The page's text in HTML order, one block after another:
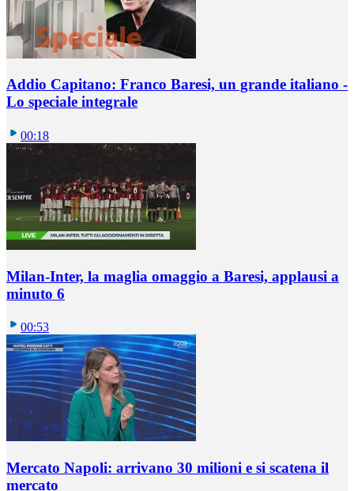
Addio Capitano: Franco Baresi, un grande italiano -
Lo speciale integrale
00:18
Milan-Inter, la maglia omaggio a Baresi, applausi a
minuto 6
00:53
Mercato Napoli: arrivano 30 milioni e si scatena il
mercato